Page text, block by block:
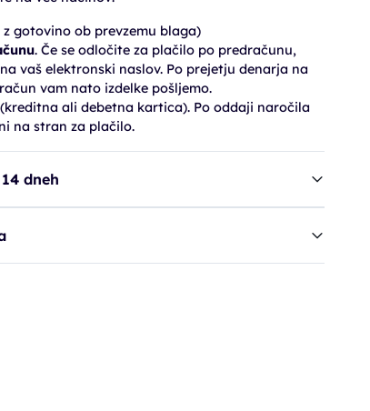
gotovino ob prevzemu blaga)
. Če se odločite za plačilo po predračunu,
vaš elektronski naslov. Po prejetju denarja na
vam nato izdelke pošljemo.
ali debetna kartica). Po oddaji naročila
na stran za plačilo.
dneh